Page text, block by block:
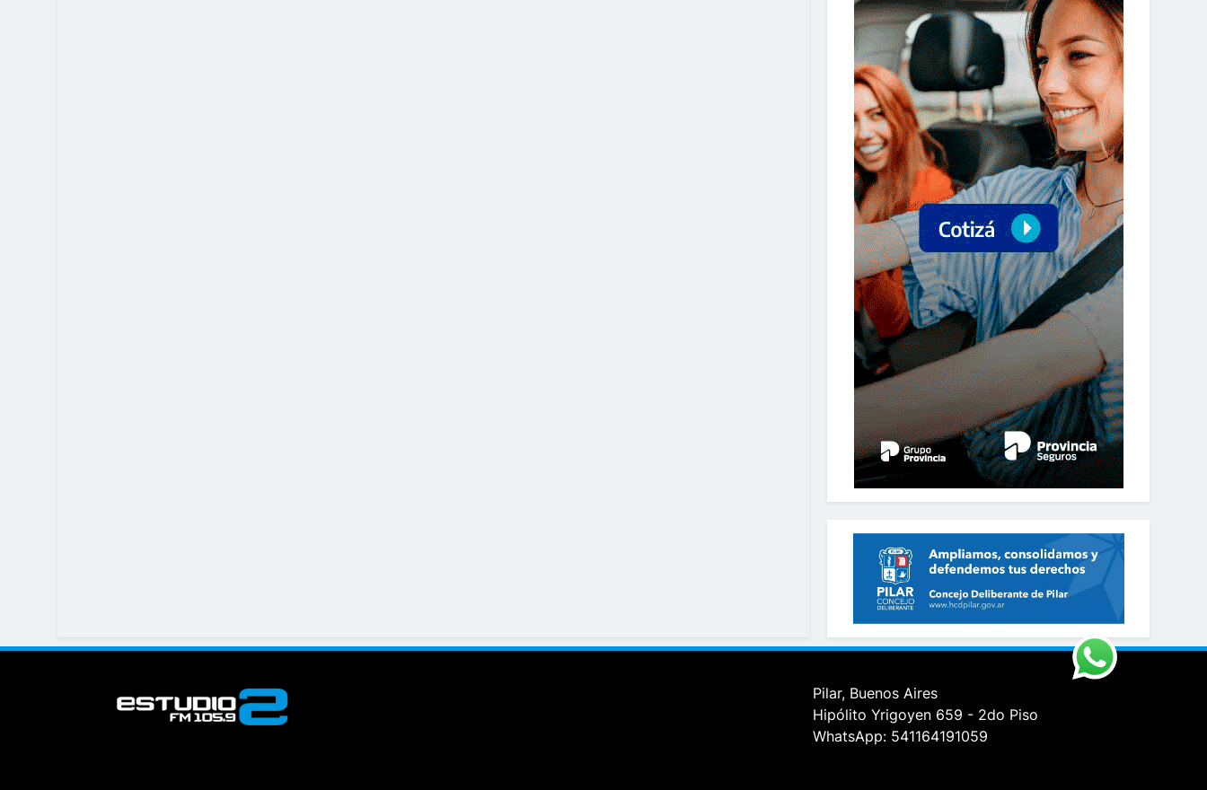
Pilar, Buenos Aires
Hipólito Yrigoyen 659 - 2do Piso
WhatsApp: 541164191059